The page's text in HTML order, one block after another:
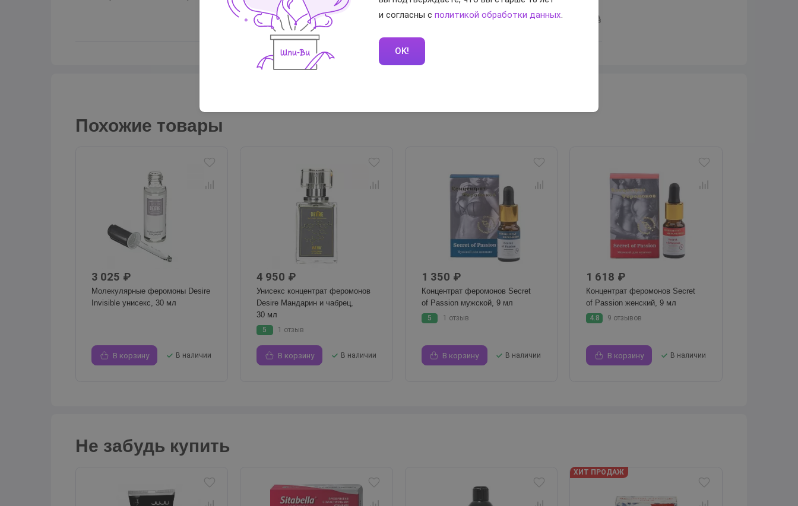
Вам помог отзыв?
Похожие товары
3 025 ₽
Молекулярные феромоны Desire
Invisible унисекс, 30 мл
В корзину В наличии
4 950 ₽
Унисекс концентрат феромонов
Desire Мандарин и чабрец,
30 мл
5 1 отзыв
В корзину В наличии
1 350 ₽
Концентрат феромонов Secret
of Passion мужской, 9 мл
5 1 отзыв
В корзину В наличии
1 618 ₽
Концентрат феромонов Secret
of Passion женский, 9 мл
4.8 9 отзывов
В корзину В наличии
Не забудь купить
ХИТ ПРОДАЖ
и согласны сполитикой обработки данных
OK!